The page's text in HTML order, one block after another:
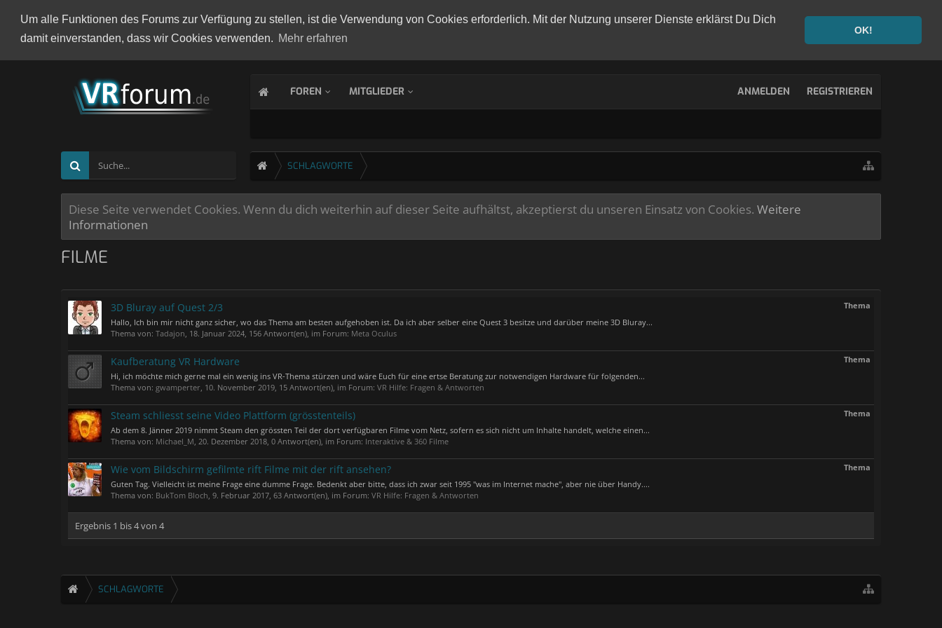
Um alle Funktionen des Forums zur Verfügung zu stellen, ist die Verwendung von Cookies erforderlich. Mit der Nutzung unserer Dienste erklärst Du Dich
damit einverstanden, dass wir Cookies verwenden. Mehr erfahren
OK!
FOREN MITGLIEDER ANMELDEN REGISTRIEREN
SCHLAGWORTE
Diese Seite verwendet Cookies. Wenn du dich weiterhin auf dieser Seite aufhältst, akzeptierst du unseren Einsatz von Cookies. Weitere
Informationen
FILME
Thema
3D Bluray auf Quest 2/3
Hallo, Ich bin mir nicht ganz sicher, wo das Thema am besten aufgehoben ist. Da ich aber selber eine Quest 3 besitze und darüber meine 3D Bluray...
Thema von: Tadajon, 18. Januar 2024, 156 Antwort(en), im Forum: Meta Oculus
Thema
Kaufberatung VR Hardware
Hi, ich möchte mich gerne mal ein wenig ins VR-Thema stürzen und wäre Euch für eine ertse Beratung zur notwendigen Hardware für folgenden...
Thema von: gwamperter, 10. November 2019, 15 Antwort(en), im Forum: VR Hilfe: Fragen & Antworten
Thema
Steam schliesst seine Video Plattform (grösstenteils)
Ab dem 8. Jänner 2019 nimmt Steam den grössten Teil der dort verfügbaren Filme vom Netz, sofern es sich nicht um Inhalte handelt, welche einen...
Thema von: Michael_M, 20. Dezember 2018, 0 Antwort(en), im Forum: Interaktive & 360 Filme
Thema
Wie vom Bildschirm gefilmte rift Filme mit der rift ansehen?
Guten Tag. Vielleicht ist meine Frage eine dumme Frage. Bedenkt aber bitte, dass ich zwar seit 1995 "was im Internet mache", aber nie über Handy....
Thema von: BukTom Bloch, 9. Februar 2017, 63 Antwort(en), im Forum: VR Hilfe: Fragen & Antworten
Ergebnis 1 bis 4 von 4
SCHLAGWORTE